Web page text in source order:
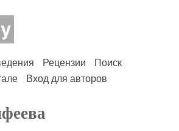
Рецензии
Поиск
Вход для авторов